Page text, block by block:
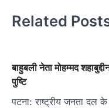
Related
बाहुबली नेता मोहम्मद
पुष्टि
पटना: राष्ट्रीय जनता दल